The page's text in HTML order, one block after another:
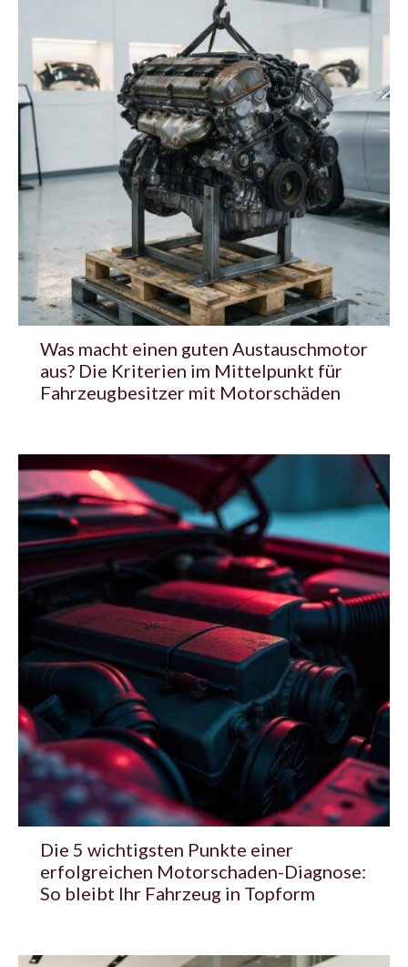
Was macht einen guten Austauschmotor
aus? Die Kriterien im Mittelpunkt für
Fahrzeugbesitzer mit Motorschäden
Die 5 wichtigsten Punkte einer
erfolgreichen Motorschaden-Diagnose:
So bleibt Ihr Fahrzeug in Topform